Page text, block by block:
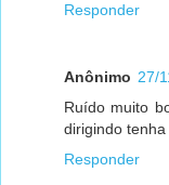
Responder
Anônimo 27/
Ruído muito
dirigindo
Responder